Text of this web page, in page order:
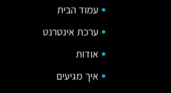
עמוד הבית
ערכת אינטרנט
אודות
איך מגיעים